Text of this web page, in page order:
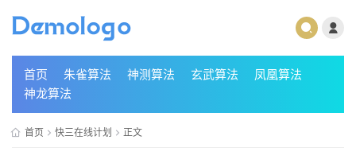
首页 朱雀算法 神测算法 玄武算法
凤凰算法
神龙算法
首页 快三在线计划 正文